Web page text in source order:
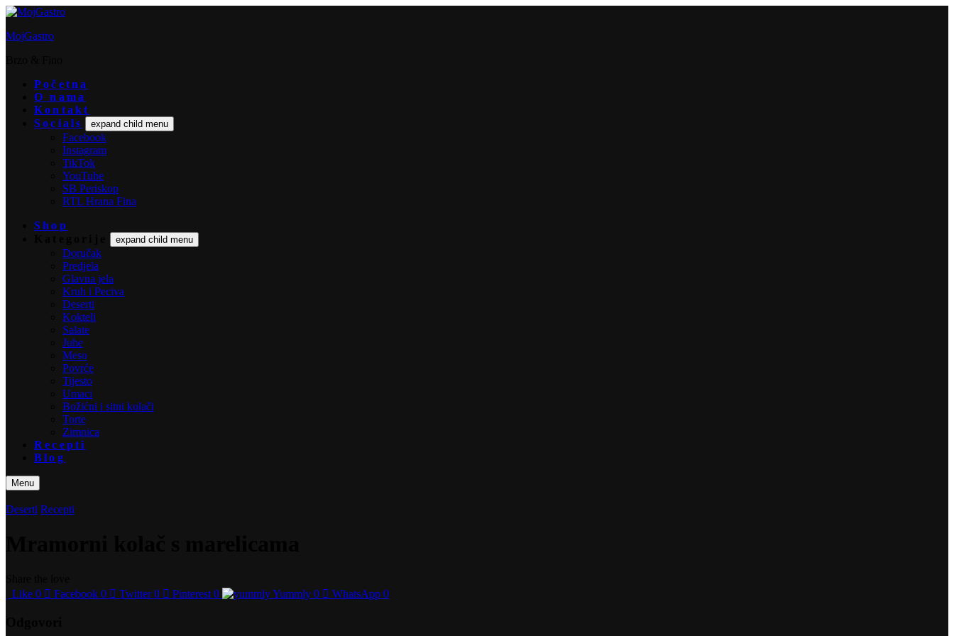
MojGastro
Početna
O nama
Kontakt
Socials
expand child menu
Facebook
Instagram
TikTok
YouTube
SB Periskop
RTL Hrana Fina
Shop
expand child menu
Doručak
Predjela
Glavna jela
Kruh i Peciva
Deserti
Kokteli
Salate
Juhe
Meso
Povrće
Tijesto
Umaci
Božićni i sitni kolači
Torte
Zimnica
Recepti
Blog
Menu
Deserti Recepti
Like 0 Facebook 0 Twitter 0 Pinterest 0 Yummly 0 WhatsApp 0